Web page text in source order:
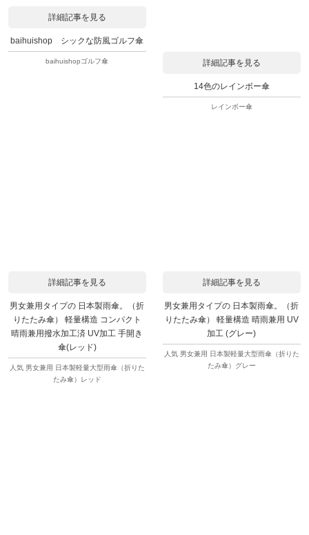
詳細記事を見る
baihuishop シックな防風ゴルフ傘
baihuishopゴルフ傘 詳細記事を見る
14色のレインボー傘
レインボー傘
詳細記事を見る
男女兼用タイプの 日本製雨傘。（折
りたたみ傘） 軽量構造 コンパクト
晴雨兼用撥水加工済 UV加工 手開き
傘(レッド)
人気 男女兼用 日本製軽量大型雨傘（折りた
たみ傘）レッド
詳細記事を見る
男女兼用タイプの 日本製雨傘。（折
りたたみ傘） 軽量構造 晴雨兼用 UV
加工 (グレー)
人気 男女兼用 日本製軽量大型雨傘（折りた
たみ傘）グレー